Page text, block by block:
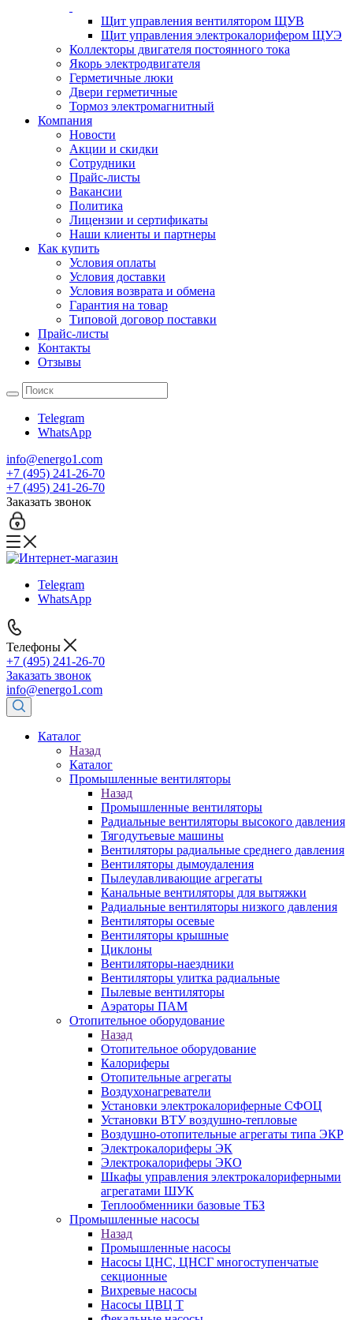
Щит управления вентилятором ЩУВ
Щит управления электрокалорифером ЩУЭ
Коллекторы двигателя постоянного тока
Якорь электродвигателя
Герметичные люки
Двери герметичные
Тормоз электромагнитный
Компания
Новости
Акции и скидки
Сотрудники
Прайс-листы
Вакансии
Политика
Лицензии и сертификаты
Наши клиенты и партнеры
Как купить
Условия оплаты
Условия доставки
Условия возврата и обмена
Гарантия на товар
Типовой договор поставки
Прайс-листы
Контакты
Отзывы
Telegram
WhatsApp
info@energo1.com
+7 (495) 241-26-70
+7 (495) 241-26-70
Заказать звонок
Telegram
WhatsApp
Телефоны
+7 (495) 241-26-70
Заказать звонок
info@energo1.com
Каталог
Назад
Каталог
Промышленные вентиляторы
Назад
Промышленные вентиляторы
Радиальные вентиляторы высокого давления
Тягодутьевые машины
Вентиляторы радиальные среднего давления
Вентиляторы дымоудаления
Пылеулавливающие агрегаты
Канальные вентиляторы для вытяжки
Радиальные вентиляторы низкого давления
Вентиляторы осевые
Вентиляторы крышные
Циклоны
Вентиляторы-наездники
Вентиляторы улитка радиальные
Пылевые вентиляторы
Аэраторы ПАМ
Отопительное оборудование
Назад
Отопительное оборудование
Калориферы
Отопительные агрегаты
Воздухонагреватели
Установки электрокалориферные СФОЦ
Установки ВТУ воздушно-тепловые
Воздушно-отопительные агрегаты типа ЭКР
Электрокалориферы ЭК
Электрокалориферы ЭКО
Шкафы управления электрокалориферными
агрегатами ШУК
Теплообменники базовые ТБЗ
Промышленные насосы
Назад
Промышленные насосы
Насосы ЦНС, ЦНСГ многоступенчатые
секционные
Вихревые насосы
Насосы ЦВЦ Т